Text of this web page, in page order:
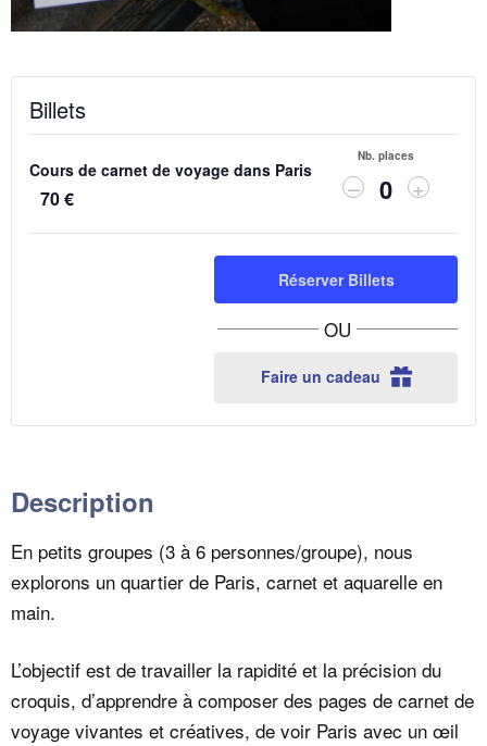
Billets
Cours de carnet de voyage dans Paris
70€
Nb. places
Diminuer
la
quantité
de
billets
pour
Cours
de
carnet
de
dans
–
Q
u
a
n
t
t
la
quantité
de
pour
de
de
dans
+
Réserver Billets
OU
Faire un cadeau
Description
En petits groupes (3 à 6 personnes/groupe), nous
explorons un quartier de Paris, carnet et aquarelle en
main.
L’objectif est de travailler la rapidité et la précision du
croquis, d’apprendre à composer des pages de carnet de
voyage vivantes et créatives, de voir Paris avec un œil